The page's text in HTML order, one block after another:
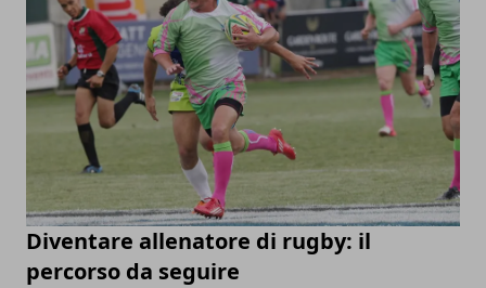
Diventare allenatore di rugby: il
percorso da seguire